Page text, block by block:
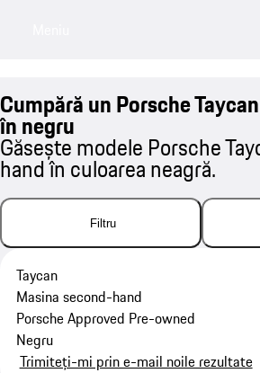
Cumpără un Porsche
în negru
Găsește modele Porsche
hand în culoarea neagră.
Filtru
Taycan
Masina second-hand
Porsche Approved Pre-owned
Negru
Trimiteți-mi prin e-mail noile rezultate